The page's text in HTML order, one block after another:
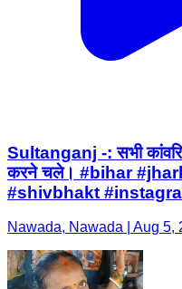
Sultanganj -: सभी
करने चले। #bihar
#shivbhakt
Nawada, Nawada | Aug 5,